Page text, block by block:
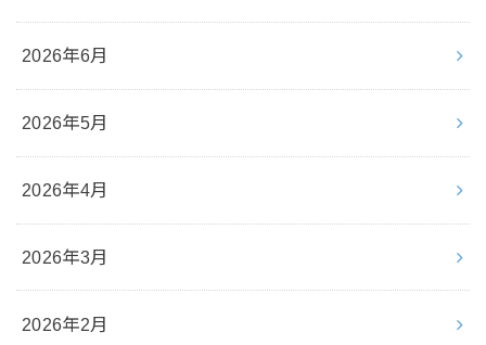
2026年6月
2026年5月
2026年4月
2026年3月
2026年2月